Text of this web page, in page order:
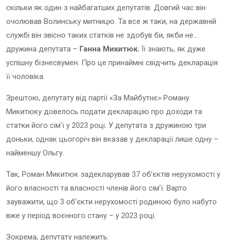
скільки як один з найбагатших депутатів. Довгий час він
очолював Волинську митницю. Та все ж таки, на державній
службі він звісно таких статків не здобув би, якби не…
дружина депутата – Ганна Микитюк. Її знають, як дуже
успішну бізнесвумен. Про це принаймні свідчить декларація
її чоловіка.
Зрештою, депутату від партії «За Майбутнє» Роману
Микитюку довелось подати декларацію про доходи та
статки його сім’ї у 2023 році. У депутата з дружиною три
доньки, однак цьогоріч він вказав у декларації лише одну –
найменшу Ольгу.
Так, Роман Микитюк задекларував 37 об’єктів нерухомості у
його власності та власності членів його сім’ї. Варто
зауважити, що 3 об’єкти нерухомості родиною було набуто
вже у період воєнного стану – у 2023 році.
Зокрема, депутату належить: